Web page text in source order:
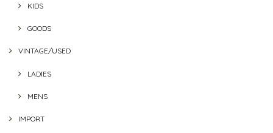
KIDS
GOODS
VINTAGE/USED
LADIES
MENS
IMPORT